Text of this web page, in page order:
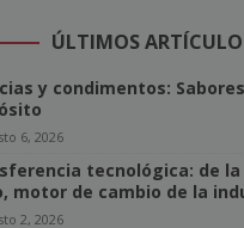
ÚLTIMOS
y condimentos:
6, 2026
tecnológica: de la
motor de cambio de la
2, 2026